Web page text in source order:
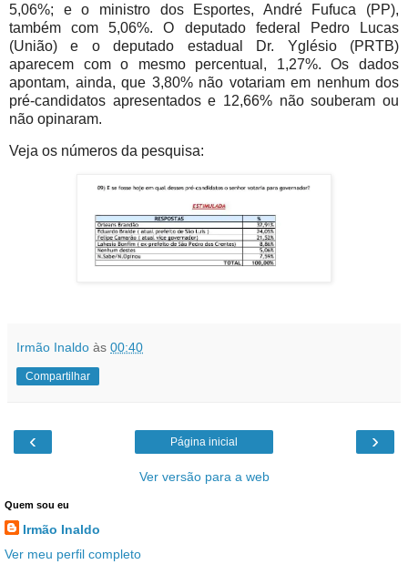
5,06%; e o ministro dos Esportes, André Fufuca (PP),
também com 5,06%. O deputado federal Pedro Lucas
(União) e o deputado estadual Dr. Yglésio (PRTB)
aparecem com o mesmo percentual, 1,27%. Os dados
apontam, ainda, que 3,80% não votariam em nenhum dos
pré-candidatos apresentados e 12,66% não souberam ou
não opinaram.
Veja os números da pesquisa:
Irmão Inaldo às 00:40
Compartilhar
‹ ›
Página inicial
Ver versão para a web
Quem sou eu
Irmão Inaldo
Ver meu perfil completo